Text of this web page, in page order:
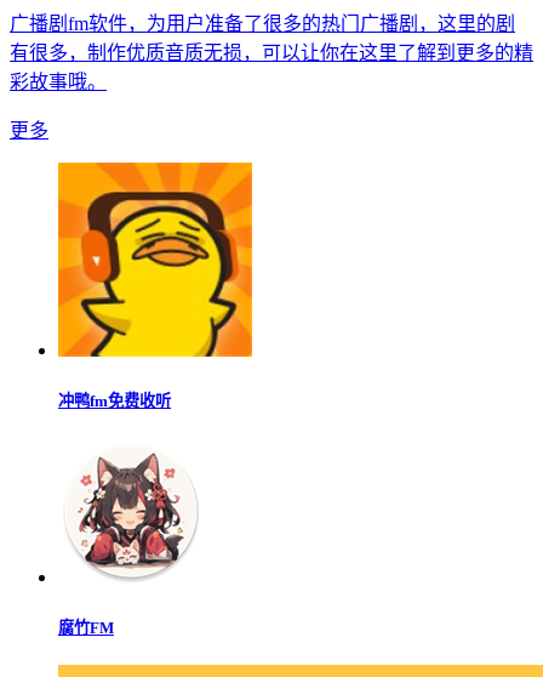
广播剧fm软件，为用户准备了很多的热门广播剧，这里的剧
有很多，制作优质音质无损，可以让你在这里了解到更多的精
彩故事哦。
更多
冲鸭fm免费收听
腐竹FM